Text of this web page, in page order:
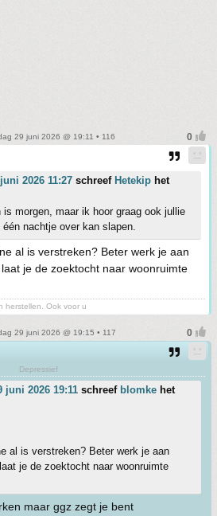
29 juni 2026 @ 19:11 • 116
2026 11:27 schreef Hetekip het
is morgen, maar ik hoor graag ook jullie
nachtje over kan slapen.
al is verstreken? Beter werk je aan
je de zoektocht naar woonruimte
herstellen. Ook voor u
29 juni 2026 @ 19:15 • 117
Depressief
juni 2026 19:11 schreef blomke het
al is verstreken? Beter werk je aan
je de zoektocht naar woonruimte
maar ggz zegt je bent